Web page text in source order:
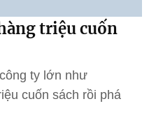
triệu cuốn
ty lớn như
cuốn sách rồi phá